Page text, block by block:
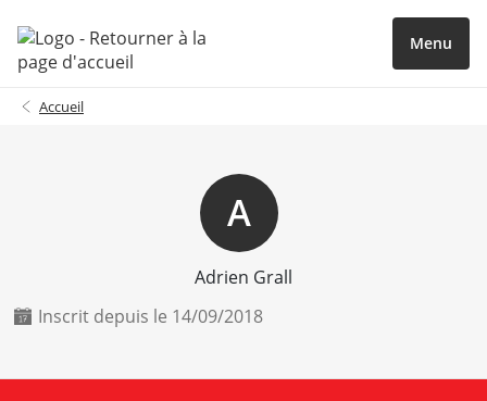
Menu
Accueil
A
Adrien Grall
Inscrit depuis le 14/09/2018